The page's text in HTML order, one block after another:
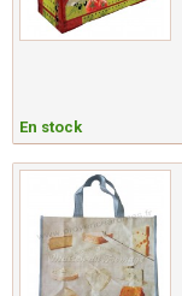
En stock